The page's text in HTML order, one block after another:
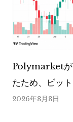
Polymarketが
たため、ビッ
2026年8月8日